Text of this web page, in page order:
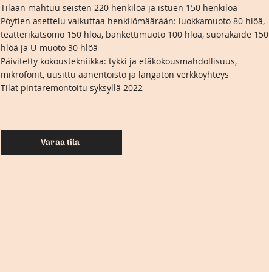
Tilaan mahtuu seisten 220 henkilöä ja istuen 150 henkilöä
Pöytien asettelu vaikuttaa henkilömäärään: luokkamuoto 80 hlöä,
teatterikatsomo 150 hlöä, bankettimuoto 100 hlöä, suorakaide 150
hlöä ja U-muoto 30 hlöä
Päivitetty kokoustekniikka: tykki ja etäkokousmahdollisuus,
mikrofonit, uusittu äänentoisto ja langaton verkkoyhteys
Tilat pintaremontoitu syksyllä 2022
Varaa tila